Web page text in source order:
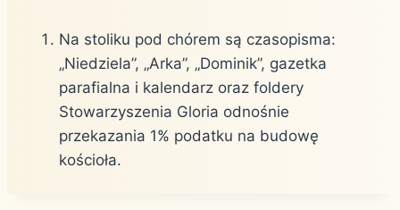
Na stoliku pod chórem są czasopisma:
„Niedziela”, „Arka”, „Dominik”, gazetka
parafialna i kalendarz oraz foldery
Stowarzyszenia Gloria odnośnie
przekazania 1% podatku na budowę
kościoła.